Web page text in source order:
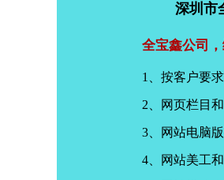
深圳市
全宝鑫公司
1、按客户要
2、网页栏目
3、网站电脑
4、网站美工